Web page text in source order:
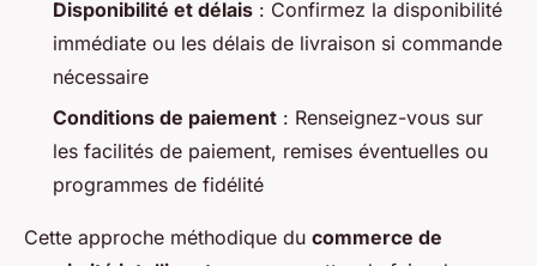
Disponibilité et délais : Confirmez la disponibilité
immédiate ou les délais de livraison si commande
nécessaire
Conditions de paiement : Renseignez-vous sur
les facilités de paiement, remises éventuelles ou
programmes de fidélité
Cette approche méthodique du commerce de